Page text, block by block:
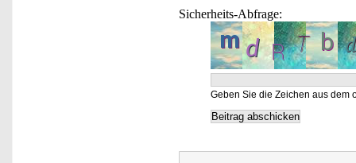
Sicherheits-Abfrage:
Geben Sie die Zeichen aus dem